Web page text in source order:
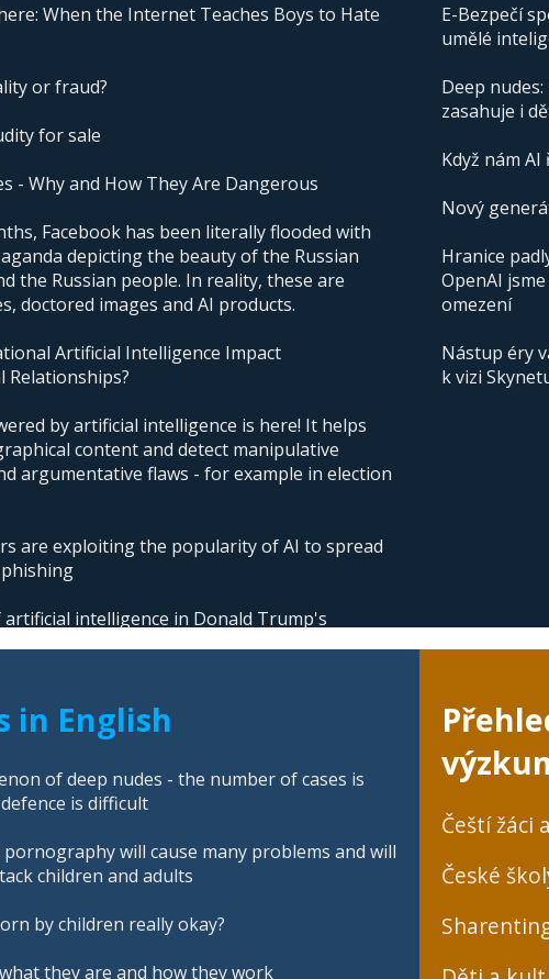
When the Internet Teaches Boys to Hate
or fraud?
for sale
- Why and How They Are Dangerous
Facebook has been literally flooded with
depicting the beauty of the Russian
the Russian people. In reality, these are
doctored images and AI products.
Artificial Intelligence Impact
by artificial intelligence is here! It helps
content and detect manipulative
argumentative flaws - for example in election
are exploiting the popularity of AI to spread
artificial intelligence in Donald Trump's
E-Bezpečí
umělé
Deep
zasahuje i
Když nám
Nový
Hranice
OpenAI
omezení
Nástup éry
k vizi
in English
of deep nudes - the number of cases is
is difficult
will cause many problems and will
children and adults
by children really okay?
they are and how they work
Čeští žáci
České